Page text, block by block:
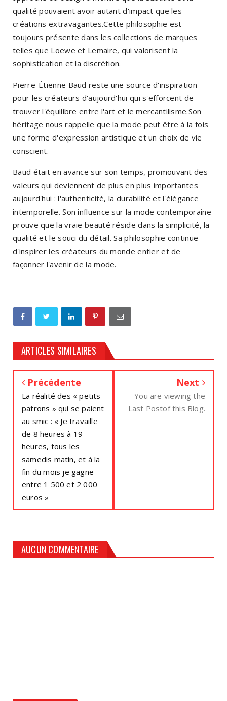
qualité pouvaient avoir autant d'impact que les
créations extravagantes.Cette philosophie est
toujours présente dans les collections de marques
telles que Loewe et Lemaire, qui valorisent la
sophistication et la discrétion.
Pierre-Étienne Baud reste une source d'inspiration
pour les créateurs d'aujourd'hui qui s'efforcent de
trouver l'équilibre entre l'art et le mercantilisme.Son
héritage nous rappelle que la mode peut être à la fois
une forme d'expression artistique et un choix de vie
conscient.
Baud était en avance sur son temps, promouvant des
valeurs qui deviennent de plus en plus importantes
aujourd'hui : l'authenticité, la durabilité et l'élégance
intemporelle. Son influence sur la mode contemporaine
prouve que la vraie beauté réside dans la simplicité, la
qualité et le souci du détail. Sa philosophie continue
d'inspirer les créateurs du monde entier et de
façonner l'avenir de la mode.
ARTICLES SIMILAIRES
Précédente
La réalité des « petits
patrons » qui se paient
au smic : « Je travaille
de 8 heures à 19
heures, tous les
samedis matin, et à la
fin du mois je gagne
entre 1 500 et 2 000
euros »
Next
You are viewing the
Last Postof this Blog.
AUCUN COMMENTAIRE